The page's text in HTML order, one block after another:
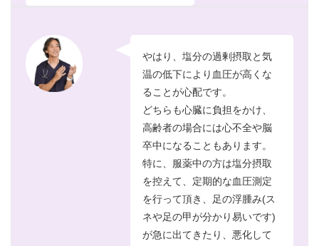
やはり、塩分の過剰摂取と気
温の低下により血圧が高くな
ることが心配です。
どちらも心臓に負担をかけ、
高齢者の場合には心不全や脳
卒中になることもあります。
特に、服薬中の方は塩分摂取
を控えて、定期的な血圧測定
を行って頂き、足の浮腫み(ス
ネや足の甲が分かり易いです)
が急に出てきたり、悪化して